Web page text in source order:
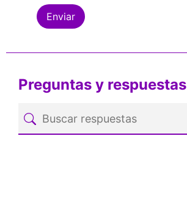
Preguntas y respuestas